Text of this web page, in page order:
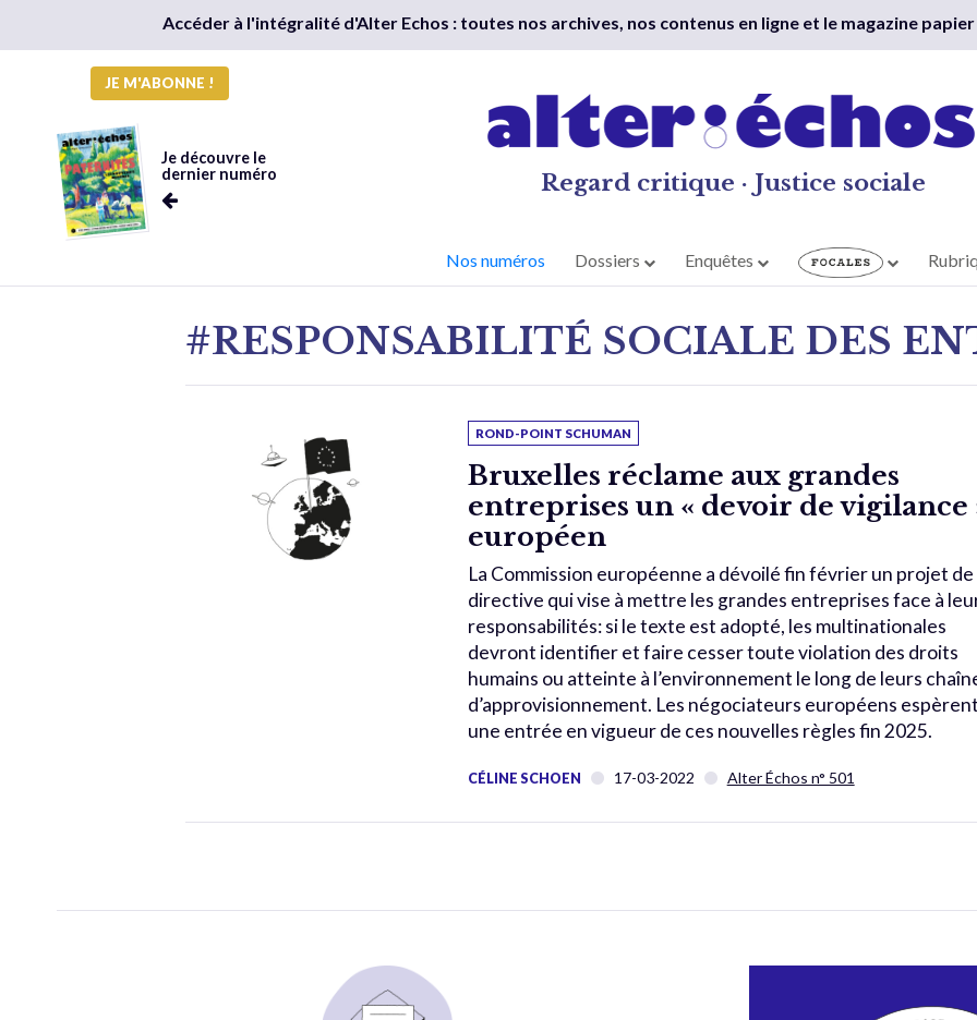
Accéder à l'intégralité d'Alter Echos : toutes nos archives, nos contenus en ligne et le magazine papier
JE M'ABONNE !
Je découvre le
dernier numéro
Regard critique · Justice sociale
Nos numéros Dossiers Enquêtes
#RESPONSABILITÉ SOCIALE DES
ROND-POINT SCHUMAN
Bruxelles réclame aux grandes
entreprises un « devoir de vigilance
européen
La Commission européenne a dévoilé fin février un projet de
directive qui vise à mettre les grandes entreprises face à
responsabilités: si le texte est adopté, les multinationales
devront identifier et faire cesser toute violation des droits
humains ou atteinte à l’environnement le long de leurs
d’approvisionnement. Les négociateurs européens espèrent
une entrée en vigueur de ces nouvelles règles fin 2025.
CÉLINE SCHOEN 17-03-2022 Alter Échos n° 501